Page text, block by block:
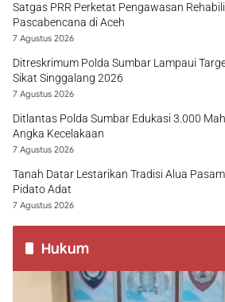
Satgas PRR Perketat Pengawasan
Pascabencana di Aceh
7 Agustus 2026
Ditreskrimum Polda Sumbar Lampaui
Sikat Singgalang 2026
7 Agustus 2026
Ditlantas Polda Sumbar Edukasi 3.000
Angka Kecelakaan
7 Agustus 2026
Tanah Datar Lestarikan Tradisi Alua
Pidato Adat
7 Agustus 2026
Hukum